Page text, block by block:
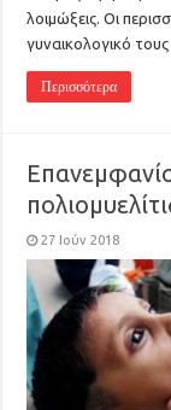
λοιμώξεις. Οι
γυναικολογικό
Περισσότερα
27 Ιούν 2018